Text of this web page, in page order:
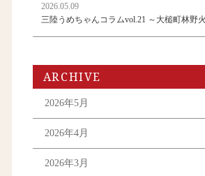
2026.05.09
三陸うめちゃんコラムvol.21 ～大槌町林野
ARCHIVE
2026年5月
2026年4月
2026年3月